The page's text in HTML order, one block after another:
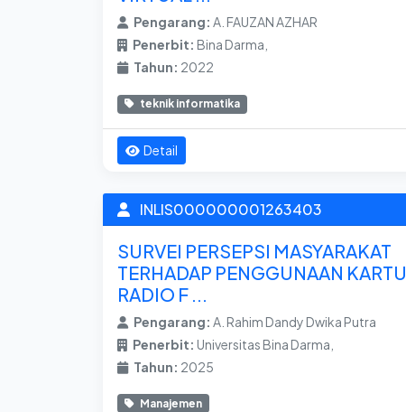
Pengarang: A. FAUZAN AZHAR
Penerbit: Bina Darma,
Tahun: 2022
teknik informatika
Detail
INLIS000000001263403
SURVEI PERSEPSI MASYARAKAT
TERHADAP PENGGUNAAN KARTU
RADIO F ...
Pengarang: A. Rahim Dandy Dwika Putra
Penerbit: Universitas Bina Darma,
Tahun: 2025
Manajemen